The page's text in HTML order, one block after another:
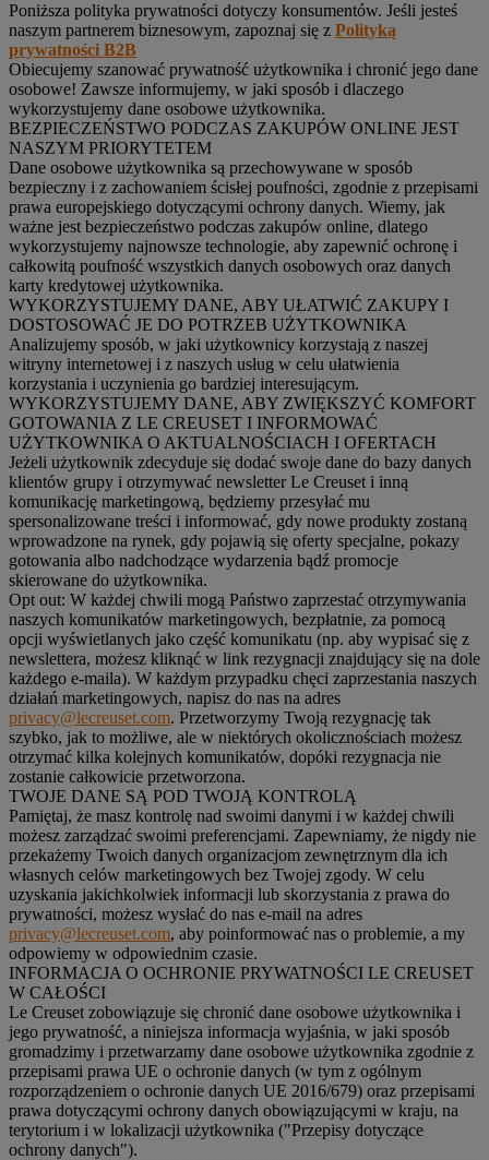
Poniższa polityka prywatności dotyczy konsumentów. Jeśli jesteś
naszym partnerem biznesowym, zapoznaj się z Polityką
prywatności B2B
Obiecujemy szanować prywatność użytkownika i chronić jego dane
osobowe! Zawsze informujemy, w jaki sposób i dlaczego
wykorzystujemy dane osobowe użytkownika.
BEZPIECZEŃSTWO PODCZAS ZAKUPÓW ONLINE JEST
NASZYM PRIORYTETEM
Dane osobowe użytkownika są przechowywane w sposób
bezpieczny i z zachowaniem ścisłej poufności, zgodnie z przepisami
prawa europejskiego dotyczącymi ochrony danych. Wiemy, jak
ważne jest bezpieczeństwo podczas zakupów online, dlatego
wykorzystujemy najnowsze technologie, aby zapewnić ochronę i
całkowitą poufność wszystkich danych osobowych oraz danych
karty kredytowej użytkownika.
WYKORZYSTUJEMY DANE, ABY UŁATWIĆ ZAKUPY I
DOSTOSOWAĆ JE DO POTRZEB UŻYTKOWNIKA
Analizujemy sposób, w jaki użytkownicy korzystają z naszej
witryny internetowej i z naszych usług w celu ułatwienia
korzystania i uczynienia go bardziej interesującym.
WYKORZYSTUJEMY DANE, ABY ZWIĘKSZYĆ KOMFORT
GOTOWANIA Z LE CREUSET I INFORMOWAĆ
UŻYTKOWNIKA O AKTUALNOŚCIACH I OFERTACH
Jeżeli użytkownik zdecyduje się dodać swoje dane do bazy danych
klientów grupy i otrzymywać newsletter Le Creuset i inną
komunikację marketingową, będziemy przesyłać mu
spersonalizowane treści i informować, gdy nowe produkty zostaną
wprowadzone na rynek, gdy pojawią się oferty specjalne, pokazy
gotowania albo nadchodzące wydarzenia bądź promocje
skierowane do użytkownika.
Opt out: W każdej chwili mogą Państwo zaprzestać otrzymywania
naszych komunikatów marketingowych, bezpłatnie, za pomocą
opcji wyświetlanych jako część komunikatu (np. aby wypisać się z
newslettera, możesz kliknąć w link rezygnacji znajdujący się na dole
każdego e-maila). W każdym przypadku chęci zaprzestania naszych
działań marketingowych, napisz do nas na adres
privacy@lecreuset.com. Przetworzymy Twoją rezygnację tak
szybko, jak to możliwe, ale w niektórych okolicznościach możesz
otrzymać kilka kolejnych komunikatów, dopóki rezygnacja nie
zostanie całkowicie przetworzona.
TWOJE DANE SĄ POD TWOJĄ KONTROLĄ
Pamiętaj, że masz kontrolę nad swoimi danymi i w każdej chwili
możesz zarządzać swoimi preferencjami. Zapewniamy, że nigdy nie
przekażemy Twoich danych organizacjom zewnętrznym dla ich
własnych celów marketingowych bez Twojej zgody. W celu
uzyskania jakichkolwiek informacji lub skorzystania z prawa do
prywatności, możesz wysłać do nas e-mail na adres
privacy@lecreuset.com, aby poinformować nas o problemie, a my
odpowiemy w odpowiednim czasie.
INFORMACJA O OCHRONIE PRYWATNOŚCI LE CREUSET
W CAŁOŚCI
Le Creuset zobowiązuje się chronić dane osobowe użytkownika i
jego prywatność, a niniejsza informacja wyjaśnia, w jaki sposób
gromadzimy i przetwarzamy dane osobowe użytkownika zgodnie z
przepisami prawa UE o ochronie danych (w tym z ogólnym
rozporządzeniem o ochronie danych UE 2016/679) oraz przepisami
prawa dotyczącymi ochrony danych obowiązującymi w kraju, na
terytorium i w lokalizacji użytkownika ("Przepisy dotyczące
ochrony danych").